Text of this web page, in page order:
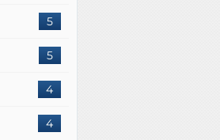
5
5
4
4